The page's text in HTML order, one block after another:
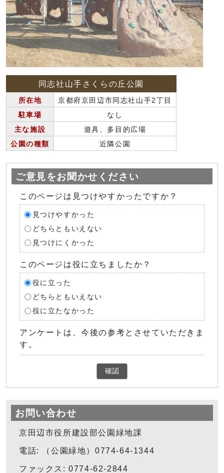
同志社山手さくらの丘公園
所在地
京都府京田辺市同志社山手2丁目
駐車場
なし
主な施設
遊具、多目的広場
公園の種類
近隣公園
ご意見をお聞かせください
このページは見つけやすかったですか？
見つけやすかった
どちらともいえない
見つけにくかった
このページは役に立ちましたか？
役に立った
どちらともいえない
役に立たなかった
アンケートは、今後の参考とさせていただきま
す。
確認
お問い合わせ
京田辺市役所建設部公園緑地課
電話: （公園緑地）0774-64-1344
ファックス: 0774-62-2844